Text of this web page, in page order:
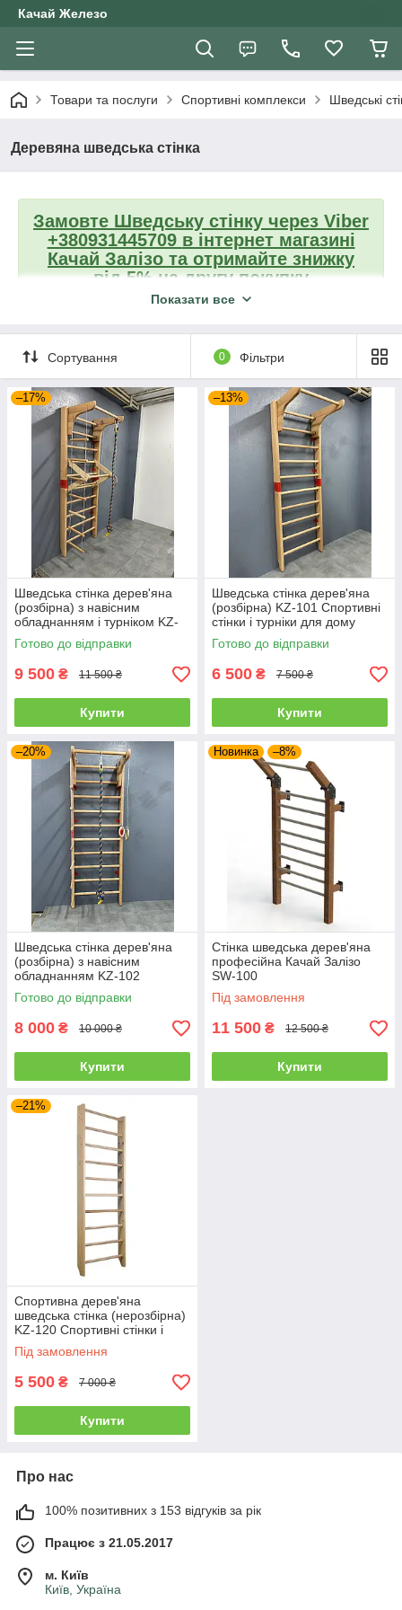
Качай Железо
Товари та послуги Спортивні комплекси Шведські
Деревяна шведська стінка
Замовте Шведську стінку через Viber
+380931445709 в інтернет магазині
Качай Залізо та отримайте знижку
від 5% на другу покупку
Повернутися до вибору
стінки
Показати все
Сортування 0 Фільтри
–17%
Шведська стінка дерев'яна
(розбірна) з навісним
обладнанням і турніком KZ-
103 Спортивні стінки і турніки
для дому
Готово до відправки
9 500 ₴ 11 500 ₴
Купити
–13%
Шведська стінка дерев'яна
(розбірна) KZ-101 Спортивні
стінки і турніки для дому
Готово до відправки
6 500 ₴ 7 500 ₴
Купити
–20%
Шведська стінка дерев'яна
(розбірна) з навісним
обладнанням KZ-102
Спортивні стінки і турніки для
дому
Готово до відправки
8 000 ₴ 10 000 ₴
Купити
Новинка –8%
Стінка шведська дерев'яна
професійна Качай Залізо
SW-100
Під замовлення
11 500 ₴ 12 500 ₴
Купити
–21%
Спортивна дерев'яна
шведська стінка (нерозбірна)
KZ-120 Спортивні стінки і
турніки для дому
Під замовлення
5 500 ₴ 7 000 ₴
Купити
Про нас
100% позитивних з 153 відгуків за рік
Працює з 21.05.2017
м. Київ
Київ, Україна